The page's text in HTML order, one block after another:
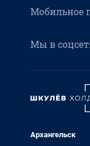
Мобильное
Мы в
Архангельск